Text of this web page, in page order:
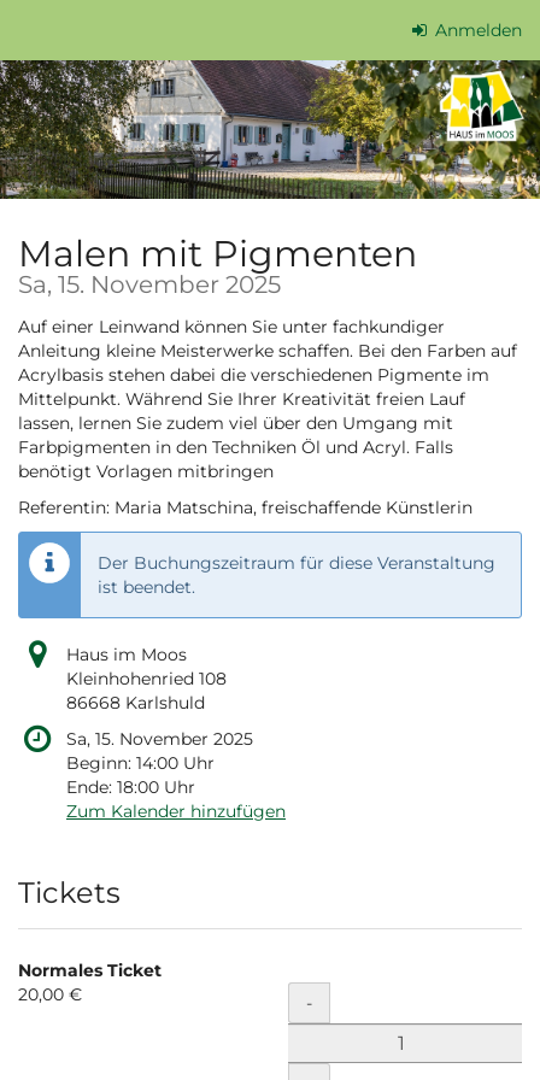
Inhalt
springen
Anmelden
Malen mit Pigmenten
Sa, 15. November 2025
Auf einer Leinwand können Sie unter fachkundiger
Anleitung kleine Meisterwerke schaffen. Bei den Farben auf
Acrylbasis stehen dabei die verschiedenen Pigmente im
Mittelpunkt. Während Sie Ihrer Kreativität freien Lauf
lassen, lernen Sie zudem viel über den Umgang mit
Farbpigmenten in den Techniken Öl und Acryl. Falls
benötigt Vorlagen mitbringen
Referentin: Maria Matschina, freischaffende Künstlerin
Der Buchungszeitraum für diese Veranstaltung
ist beendet.
Haus im Moos
Kleinhohenried 108
86668 Karlshuld
Sa, 15. November 2025
Beginn: 14:00 Uhr
Ende: 18:00 Uhr
Zum Kalender hinzufügen
Produkte
Tickets
Normales Ticket
20,00 €
Menge
-